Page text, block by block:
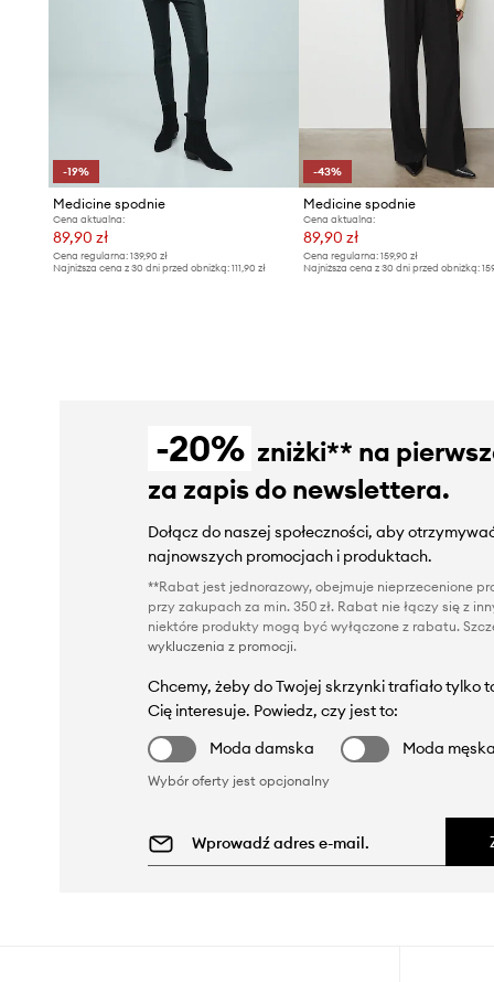
-19%
Medicine spodnie
Cena aktualna:
89,90 zł
Cena regularna: 139,90 zł
Najniższa cena z 30 dni przed obniżką: 111,90 zł
-43%
Medicine spodnie
Cena aktualna:
89,90 zł
Cena regularna:159,90 zł
Najniższa cena z 30 dni przed obniżką:
-20% zniżki** na
za zapis do newslettera.
Dołącz do naszej społeczności, aby
najnowszych promocjach i produktach.
**Rabat jest jednorazowy, obejmuje nieprzecenione
przy zakupach za min. 350 zł. Rabat nie łączy się z
niektóre produkty mogą być wyłączone z rabatu.
wykluczenia z promocji.
Chcemy, żeby do Twojej skrzynki trafiało tylko
Cię interesuje. Powiedz, czy jest to:
Moda damska
Moda męska
Wybór oferty jest opcjonalny